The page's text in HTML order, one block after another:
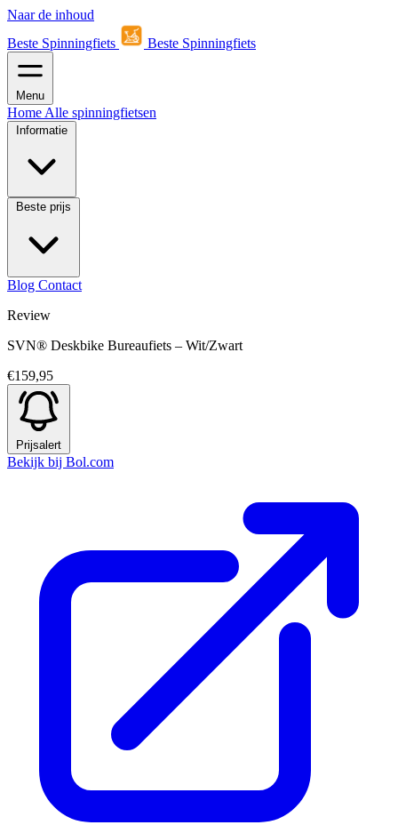
Naar de inhoud
Beste Spinningfiets
Beste Spinningfiets
Menu
Home Alle spinningfietsen
Informatie
Beste prijs
Blog Contact
Review
SVN® Deskbike Bureaufiets – Wit/Zwart
€159,95
Prijsalert
Bekijk bij Bol.com